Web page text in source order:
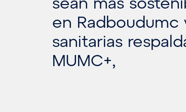
en
sanitarias
MUMC+,